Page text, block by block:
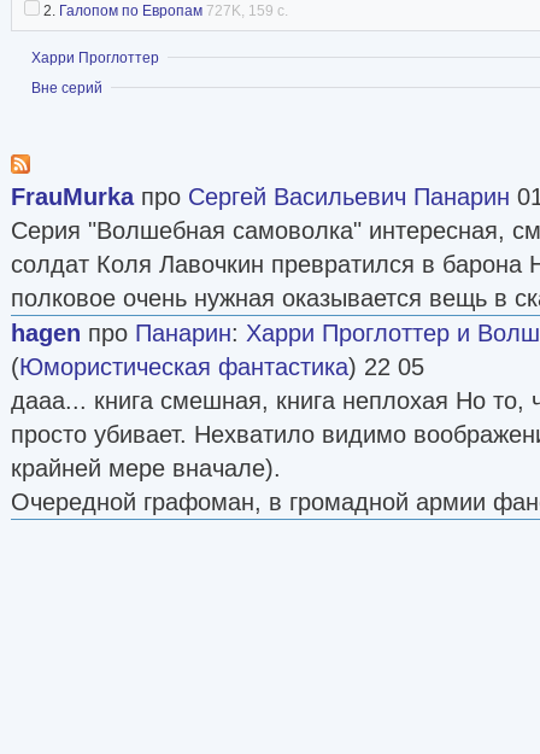
поднятия настроения кручу «Раммштайн». В
— стараюсь не портить впечатление о
жизни меня, конечно, волнует моя дочь —
моих литературных наработок. Герой первой
поначалу назывался Харрей Поттным, и
свойства. Теперь пошлое заменено не
отразиться на качестве книги как в лучшую,
любом случае, моя трэш-пародия была
планировалось — неоднозначно. Затем
часть, потом договорились о выходе серии
самоволка» о приключениях солдатика и
мире, похожем на мир сказок братьев
среднего школьного возраста» написал
2. Галопом по Европам 727K, 159 с.
Показать
Харри Проглоттер
Показать
Вне серий
FrauMurkaпро Сергей Васильевич Панарин
Серия "Волшебная самоволка" интересная,
солдат Коля Лавочкин превратился в барона
полковое очень нужная оказывается вещь в
hagen про Панарин: Харри Проглоттер и
(Юмористическая фантастика) 22 05
дааа... книга смешная, книга неплохая Но то,
просто убивает. Нехватило видимо
крайней мере вначале).
Очередной графоман, в громадной армии